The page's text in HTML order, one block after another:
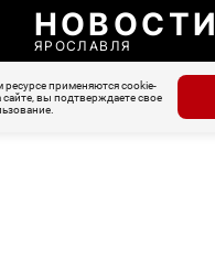
НОВОСТИ
ЯРОСЛАВЛЯ
применяются cookie-
вы подтверждаете свое